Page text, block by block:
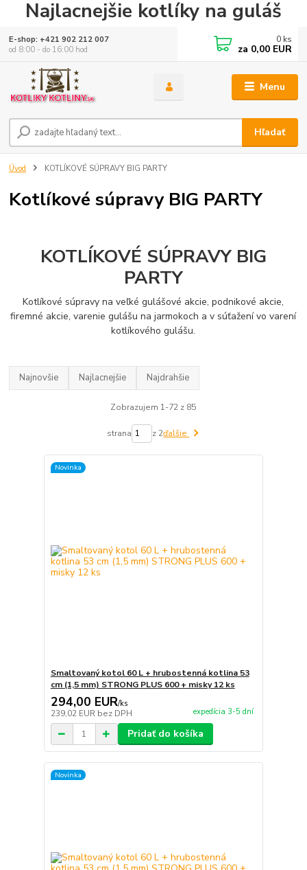
Najlacnejšie kotlíky na guláš
Menu
Hľadať
E-shop: +421 902 212 007
od 8:00 - do 16:00 hod
0 ks
za 0,00 EUR
Úvod KOTLÍKOVÉ SÚPRAVY BIG PARTY
Kotlíkové súpravy BIG PARTY
KOTLÍKOVÉ SÚPRAVY BIG
PARTY
Kotlíkové súpravy na veľké gulášové akcie, podnikové akcie,
firemné akcie, varenie gulášu na jarmokoch a v súťažení vo varení
kotlíkového gulášu.
Najnovšie Najlacnejšie Najdrahšie
Zobrazujem 1-72 z 85
strana z 2ďalšie
Novinka
Smaltovaný kotol 60 L + hrubostenná kotlina 53
cm (1,5 mm) STRONG PLUS 600 + misky 12 ks
294,00 EUR/ks
239,02 EUR bez DPH expedícia 3-5 dní
Pridať do košíka
Novinka